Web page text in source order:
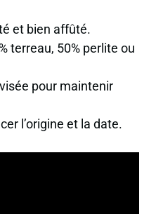
et bien affûté.
terreau, 50% perlite ou
pour maintenir
l’origine et la date.